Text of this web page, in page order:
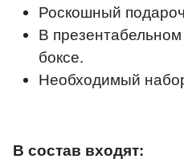
Роскошный
В
боксе.
Необходимый
В состав входят: